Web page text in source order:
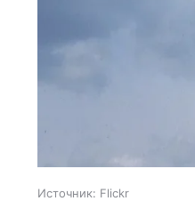
Источник: Flickr